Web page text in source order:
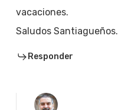
vacaciones.
Saludos Santiagueños.
Responder